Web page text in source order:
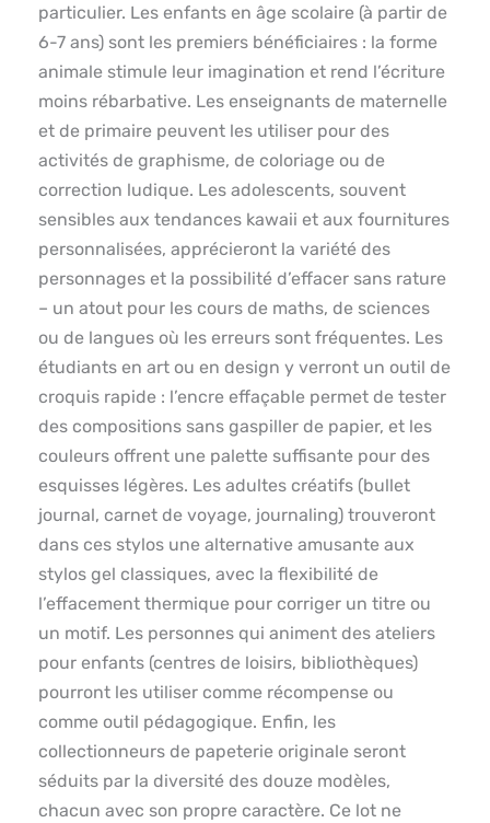
particulier. Les enfants en âge scolaire (à partir de
6-7 ans) sont les premiers bénéficiaires : la forme
animale stimule leur imagination et rend l’écriture
moins rébarbative. Les enseignants de maternelle
et de primaire peuvent les utiliser pour des
activités de graphisme, de coloriage ou de
correction ludique. Les adolescents, souvent
sensibles aux tendances kawaii et aux fournitures
personnalisées, apprécieront la variété des
personnages et la possibilité d’effacer sans rature
– un atout pour les cours de maths, de sciences
ou de langues où les erreurs sont fréquentes. Les
étudiants en art ou en design y verront un outil de
croquis rapide : l’encre effaçable permet de tester
des compositions sans gaspiller de papier, et les
couleurs offrent une palette suffisante pour des
esquisses légères. Les adultes créatifs (bullet
journal, carnet de voyage, journaling) trouveront
dans ces stylos une alternative amusante aux
stylos gel classiques, avec la flexibilité de
l’effacement thermique pour corriger un titre ou
un motif. Les personnes qui animent des ateliers
pour enfants (centres de loisirs, bibliothèques)
pourront les utiliser comme récompense ou
comme outil pédagogique. Enfin, les
collectionneurs de papeterie originale seront
séduits par la diversité des douze modèles,
chacun avec son propre caractère. Ce lot ne